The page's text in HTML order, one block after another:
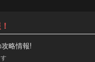
略情報!